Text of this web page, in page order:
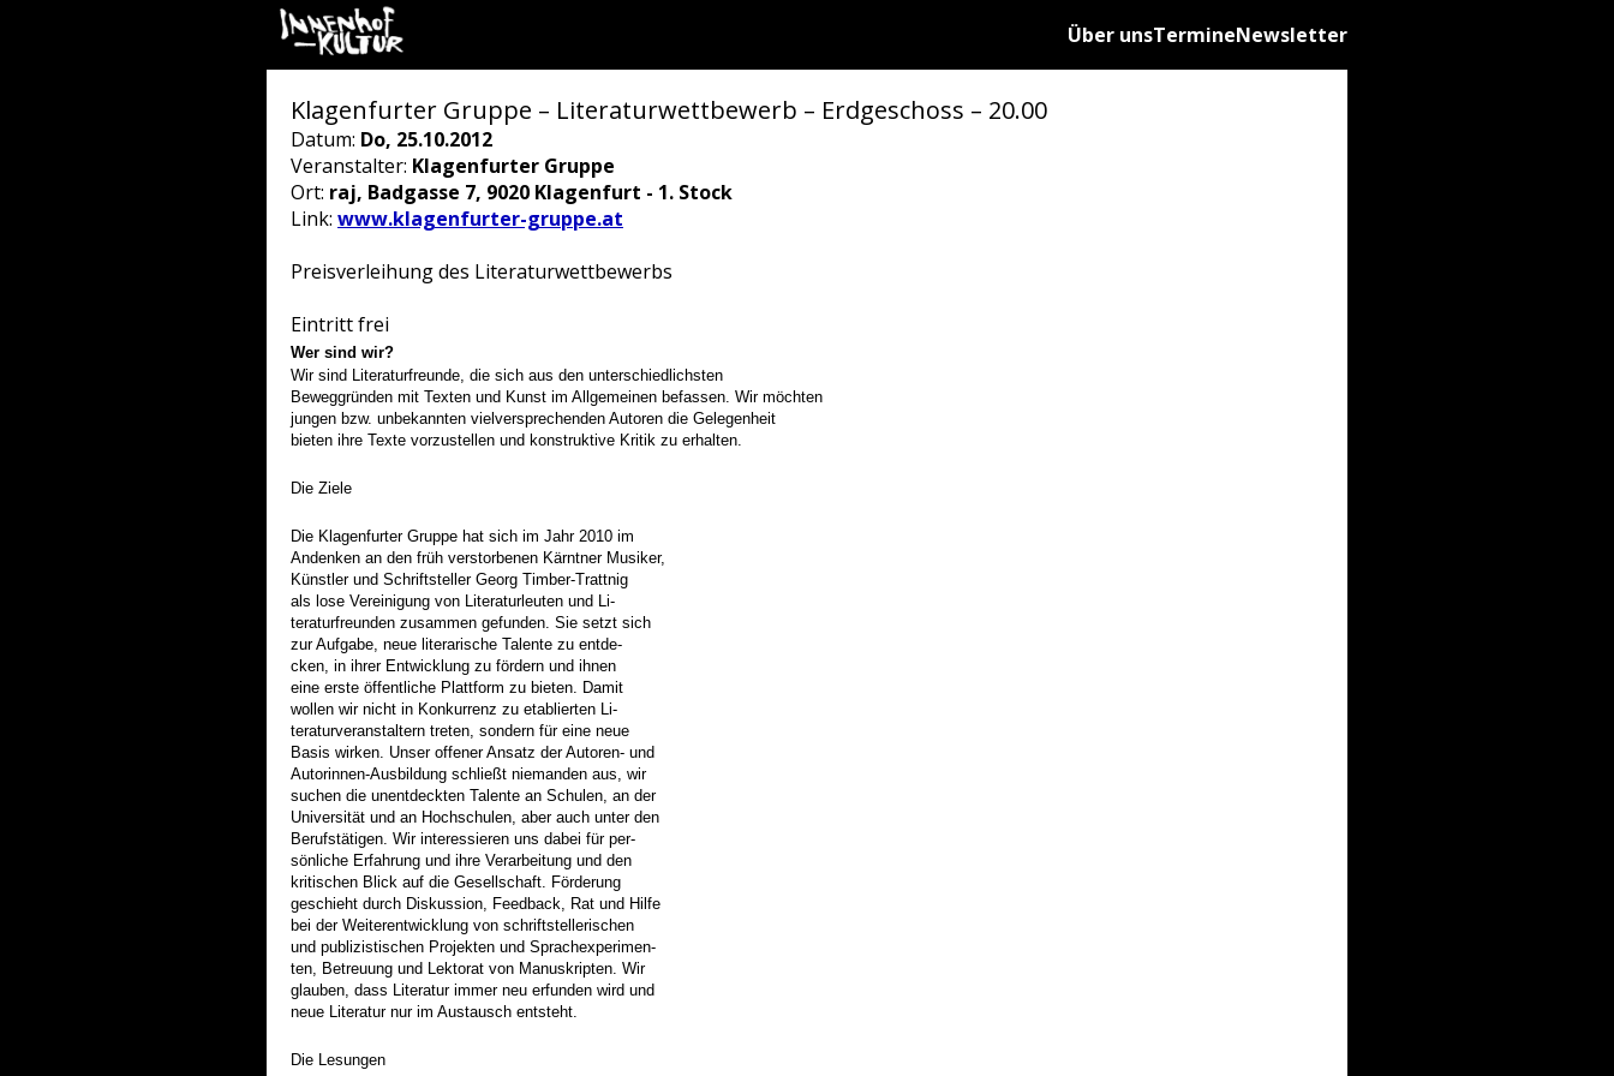
Über unsTermineNewsletter
Klagenfurter Gruppe – Literaturwettbewerb – Erdgeschoss – 20.00
Datum: Do, 25.10.2012
Veranstalter: Klagenfurter Gruppe
Ort: raj, Badgasse 7, 9020 Klagenfurt - 1. Stock
Link: www.klagenfurter-gruppe.at
Preisverleihung des Literaturwettbewerbs
Eintritt frei
Wer sind wir?
Wir sind Literaturfreunde, die sich aus den unterschiedlichsten
Beweggründen mit Texten und Kunst im Allgemeinen befassen. Wir möchten
jungen bzw. unbekannten vielversprechenden Autoren die Gelegenheit
bieten ihre Texte vorzustellen und konstruktive Kritik zu erhalten.
Die Ziele
Die Klagenfurter Gruppe hat sich im Jahr 2010 im
Andenken an den früh verstorbenen Kärntner Musiker,
Künstler und Schriftsteller Georg Timber-Trattnig
als lose Vereinigung von Literaturleuten und Li-
teraturfreunden zusammen gefunden. Sie setzt sich
zur Aufgabe, neue literarische Talente zu entde-
cken, in ihrer Entwicklung zu fördern und ihnen
eine erste öffentliche Plattform zu bieten. Damit
wollen wir nicht in Konkurrenz zu etablierten Li-
teraturveranstaltern treten, sondern für eine neue
Basis wirken. Unser offener Ansatz der Autoren- und
Autorinnen-Ausbildung schließt niemanden aus, wir
suchen die unentdeckten Talente an Schulen, an der
Universität und an Hochschulen, aber auch unter den
Berufstätigen. Wir interessieren uns dabei für per-
sönliche Erfahrung und ihre Verarbeitung und den
kritischen Blick auf die Gesellschaft. Förderung
geschieht durch Diskussion, Feedback, Rat und Hilfe
bei der Weiterentwicklung von schriftstellerischen
und publizistischen Projekten und Sprachexperimen-
ten, Betreuung und Lektorat von Manuskripten. Wir
glauben, dass Literatur immer neu erfunden wird und
neue Literatur nur im Austausch entsteht.
Die Lesungen